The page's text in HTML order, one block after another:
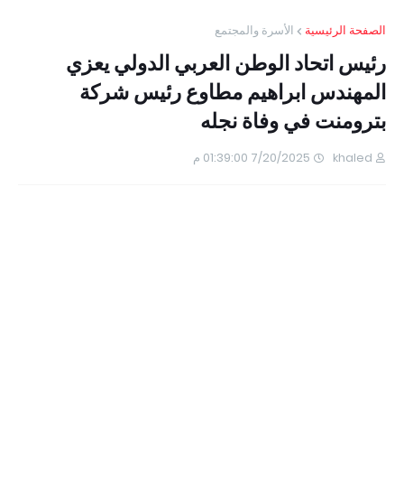
الصفحة الرئيسية الأسرة والمجتمع
رئيس اتحاد الوطن العربي الدولي يعزي
المهندس ابراهيم مطاوع رئيس شركة
بترومنت في وفاة نجله
khaled 7/20/2025 01:39:00 م